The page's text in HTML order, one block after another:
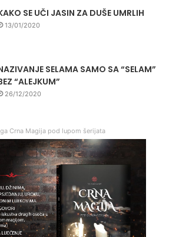
SE UČI JASIN ZA DUŠE UMRLIH
13/01/2020
SELAMA SAMO SA “SELAM”
“ALEJKUM”
26/12/2020
Crna Magija pod lupom šerijata